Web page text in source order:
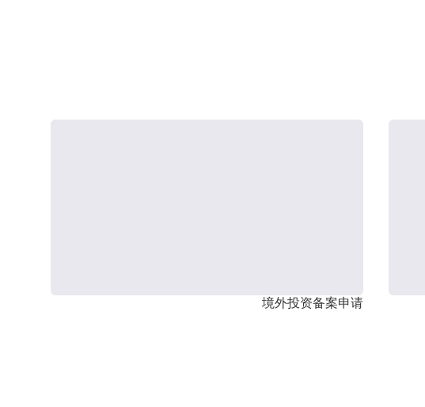
境外投资备案申请